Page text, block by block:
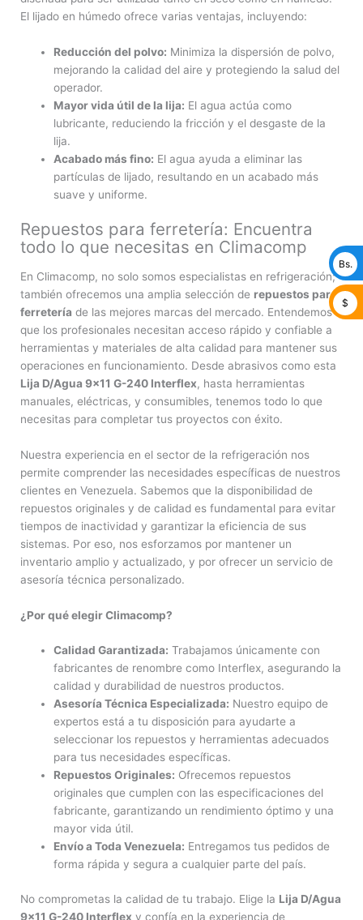
El lijado en húmedo ofrece varias ventajas, incluyendo:
Reducción del polvo: Minimiza la dispersión de polvo,
mejorando la calidad del aire y protegiendo la salud del
operador.
Mayor vida útil de la lija: El agua actúa como
lubricante, reduciendo la fricción y el desgaste de la
lija.
Acabado más fino: El agua ayuda a eliminar las
partículas de lijado, resultando en un acabado más
suave y uniforme.
Repuestos para ferretería: Encuentra
todo lo que necesitas en Climacomp
En Climacomp, no solo somos especialistas en refrigeración;
también ofrecemos una amplia selección de repuestos para
ferretería de las mejores marcas del mercado. Entendemos
que los profesionales necesitan acceso rápido y confiable a
herramientas y materiales de alta calidad para mantener sus
operaciones en funcionamiento. Desde abrasivos como esta
Lija D/Agua 9×11 G-240 Interflex, hasta herramientas
manuales, eléctricas, y consumibles, tenemos todo lo que
necesitas para completar tus proyectos con éxito.
Nuestra experiencia en el sector de la refrigeración nos
permite comprender las necesidades específicas de nuestros
clientes en Venezuela. Sabemos que la disponibilidad de
repuestos originales y de calidad es fundamental para evitar
tiempos de inactividad y garantizar la eficiencia de sus
sistemas. Por eso, nos esforzamos por mantener un
inventario amplio y actualizado, y por ofrecer un servicio de
asesoría técnica personalizado.
¿Por qué elegir Climacomp?
Calidad Garantizada: Trabajamos únicamente con
fabricantes de renombre como Interflex, asegurando la
calidad y durabilidad de nuestros productos.
Asesoría Técnica Especializada: Nuestro equipo de
expertos está a tu disposición para ayudarte a
seleccionar los repuestos y herramientas adecuados
para tus necesidades específicas.
Repuestos Originales: Ofrecemos repuestos
originales que cumplen con las especificaciones del
fabricante, garantizando un rendimiento óptimo y una
mayor vida útil.
Envío a Toda Venezuela: Entregamos tus pedidos de
forma rápida y segura a cualquier parte del país.
No comprometas la calidad de tu trabajo. Elige la Lija D/Agua
9×11 G-240 Interflex y confía en la experiencia de
Bs.
$